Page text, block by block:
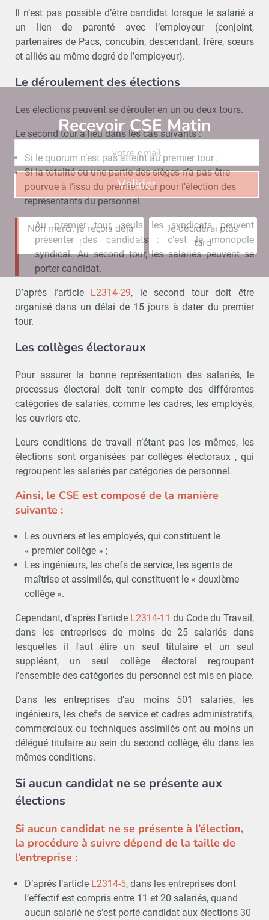
Il n’est pas possible d’être candidat lorsque le salarié a
un lien de parenté avec l’employeur (conjoint,
partenaires de Pacs, concubin, descendant, frère, sœurs
et alliés au même degré de l’employeur).
Le déroulement des élections
Les élections peuvent se dérouler en un ou deux tours.
Le second tour a lieu dans les cas suivants :
Si le quorum n’est pas atteint au premier tour ;
Si la totalité ou une partie des sièges n’a pas être
pourvue à l’issu du premier tour pour l’élection des
représentants du personnel.
Au premier tour, seuls les syndicats peuvent
présenter des candidats : c’est le monopole
syndical. Au second tour, les salariés peuvent se
porter candidat.
D’après l’article L2314-29, le second tour doit être
organisé dans un délai de 15 jours à dater du premier
tour.
Les collèges électoraux
Pour assurer la bonne représentation des salariés, le
processus électoral doit tenir compte des différentes
catégories de salariés, comme les cadres, les employés,
les ouvriers etc.
Leurs conditions de travail n’étant pas les mêmes, les
élections sont organisées par collèges électoraux , qui
regroupent les salariés par catégories de personnel.
Ainsi, le CSE est composé de la manière
suivante :
Les ouvriers et les employés, qui constituent le
« premier collège » ;
Les ingénieurs, les chefs de service, les agents de
maîtrise et assimilés, qui constituent le « deuxième
collège ».
Cependant, d’après l’article L2314-11 du Code du Travail,
dans les entreprises de moins de 25 salariés dans
lesquelles il faut élire un seul titulaire et un seul
suppléant, un seul collège électoral regroupant
l’ensemble des catégories du personnel est mis en place.
Dans les entreprises d’au moins 501 salariés, les
ingénieurs, les chefs de service et cadres administratifs,
commerciaux ou techniques assimilés ont au moins un
délégué titulaire au sein du second collège, élu dans les
mêmes conditions.
Si aucun candidat ne se présente aux
élections
Si aucun candidat ne se présente à l’élection,
la procédure à suivre dépend de la taille de
l’entreprise :
D’après l’article L2314-5, dans les entreprises dont
l’effectif est compris entre 11 et 20 salariés, quand
aucun salarié ne s’est porté candidat aux élections 30
Recevoir CSE Matin
Valider
Non merci, je reçois déjà
!
Je déciderai plus
tard